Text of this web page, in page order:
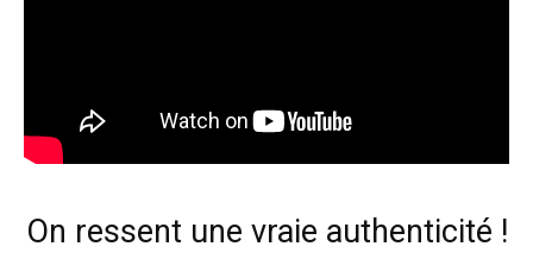
On ressent une vraie authenticité !